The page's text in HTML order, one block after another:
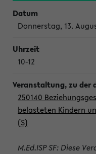
Donnerstag, 13.
10-12
250140
belasteten Kindern
(S)
M.Ed.ISP SF: Diese